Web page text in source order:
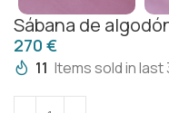
Sábana de
€
11 Items sold in last